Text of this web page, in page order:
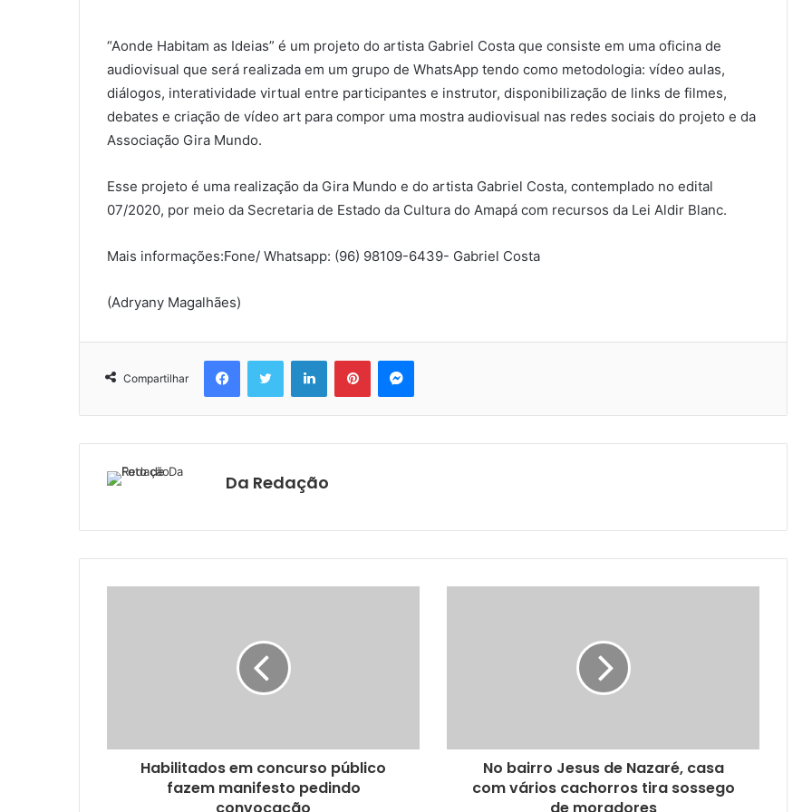
“Aonde Habitam as Ideias” é um projeto do artista Gabriel Costa que consiste em uma oficina de
audiovisual que será realizada em um grupo de WhatsApp tendo como metodologia: vídeo aulas,
diálogos, interatividade virtual entre participantes e instrutor, disponibilização de links de filmes,
debates e criação de vídeo art para compor uma mostra audiovisual nas redes sociais do projeto e da
Associação Gira Mundo.
Esse projeto é uma realização da Gira Mundo e do artista Gabriel Costa, contemplado no edital
07/2020, por meio da Secretaria de Estado da Cultura do Amapá com recursos da Lei Aldir Blanc.
Mais informações:Fone/ Whatsapp: (96) 98109-6439- Gabriel Costa
(Adryany Magalhães)
Compartilhar
FacebookTwitter LinkedinPinterestMessenger
Da Redação
Habilitados em concurso público
fazem manifesto pedindo
No bairro Jesus de Nazaré, casa
com vários cachorros tira sossego